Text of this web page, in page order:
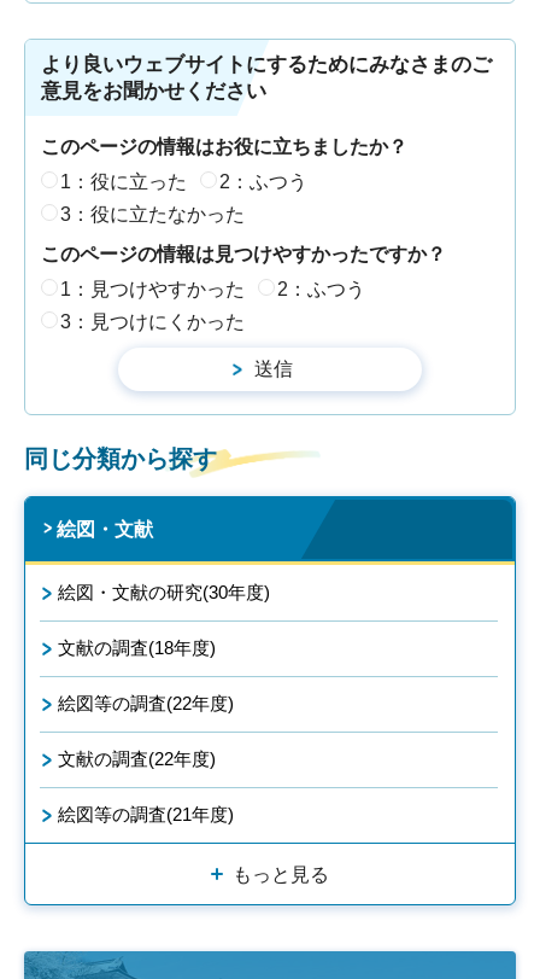
より良いウェブサイトにするためにみなさまのご
意見をお聞かせください
このページの情報はお役に立ちましたか？
1：役に立った
2：ふつう
3：役に立たなかった
このページの情報は見つけやすかったですか？
1：見つけやすかった
2：ふつう
3：見つけにくかった
同じ分類から探す
絵図・文献
絵図・文献の研究(30年度)
文献の調査(18年度)
絵図等の調査(22年度)
文献の調査(22年度)
絵図等の調査(21年度)
もっと見る